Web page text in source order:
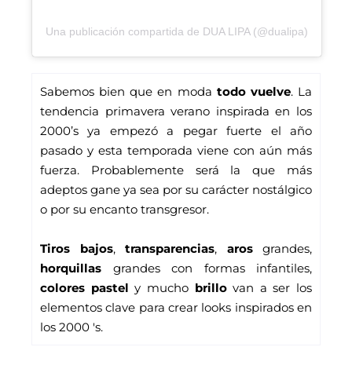
Una publicación compartida de DUA LIPA (@dualipa)
Sabemos bien que en moda todo vuelve. La
tendencia primavera verano inspirada en los
2000’s ya empezó a pegar fuerte el año
pasado y esta temporada viene con aún más
fuerza. Probablemente será la que más
adeptos gane ya sea por su carácter nostálgico
o por su encanto transgresor.
Tiros bajos, transparencias, aros
horquillas
colores pastel y mucho brillo van a ser los
elementos clave para crear looks inspirados en
los 2000 's.